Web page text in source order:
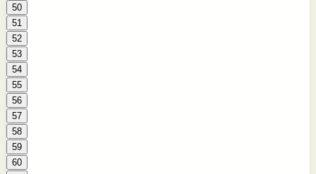
50
51
52
53
54
55
56
57
58
59
60